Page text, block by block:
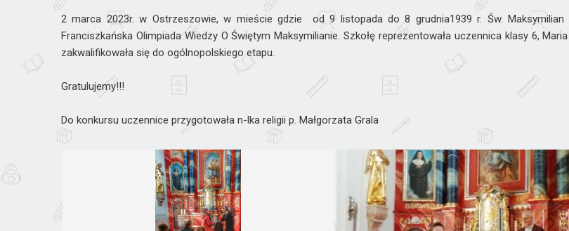
2 marca 2023r. w Ostrzeszowie, w mieście gdzie od 9 listopada do 8 grudnia1939 r. Św. Maksymilian
Franciszkańska Olimpiada Wiedzy O Świętym Maksymilianie. Szkołę reprezentowała uczennica klasy 6,
zakwalifikowała się do ogólnopolskiego etapu.
Gratulujemy!!!
Do konkursu uczennice przygotowała n-lka religii p. Małgorzata Grala